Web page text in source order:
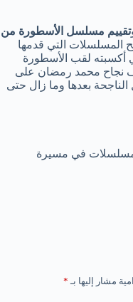
تقييم مسلسل الأسطورة من
المسلسلات التي قدمها
أكسبته لقب الأسطورة
نجاح محمد رمضان على
بعدها وما زال حتى
في مسيرة
مشار إليها بـ *